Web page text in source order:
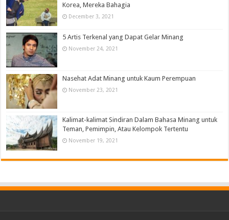
Korea, Mereka Bahagia
December 3, 2021
5 Artis Terkenal yang Dapat Gelar Minang
November 24, 2021
Nasehat Adat Minang untuk Kaum Perempuan
November 23, 2021
Kalimat-kalimat Sindiran Dalam Bahasa Minang untuk
Teman, Pemimpin, Atau Kelompok Tertentu
November 19, 2021